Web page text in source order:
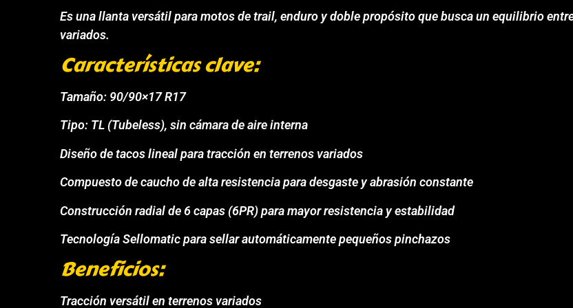
Es una llanta versátil para motos de trail, enduro y doble propósito que busca un equilibrio
variados.
Características clave:
Tamaño: 90/90×17 R17
Tipo: TL (Tubeless), sin cámara de aire interna
Diseño de tacos lineal para tracción en terrenos variados
Compuesto de caucho de alta resistencia para desgaste y abrasión constante
Construcción radial de 6 capas (6PR) para mayor resistencia y estabilidad
Tecnología Sellomatic para sellar automáticamente pequeños pinchazos
Beneficios:
Tracción versátil en terrenos variados